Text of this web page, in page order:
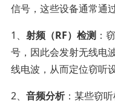
信号，这些设备通常通
1、 射频（RF）检测：
号，因此会发射无线电
线电波，从而定位窃听
2、 音频分析：某些窃